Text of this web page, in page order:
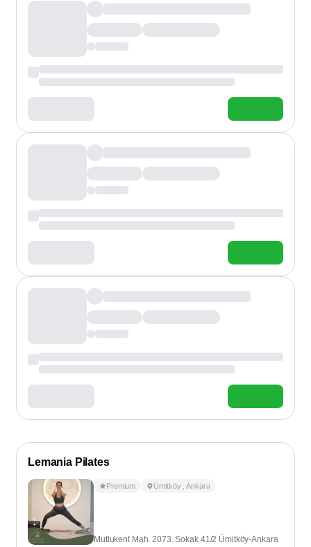
Lemania Pilates
Premium Ümitköy ,Ankara
Mutlukent Mah. 2073. Sokak 41/2 Ümitköy-Ankara